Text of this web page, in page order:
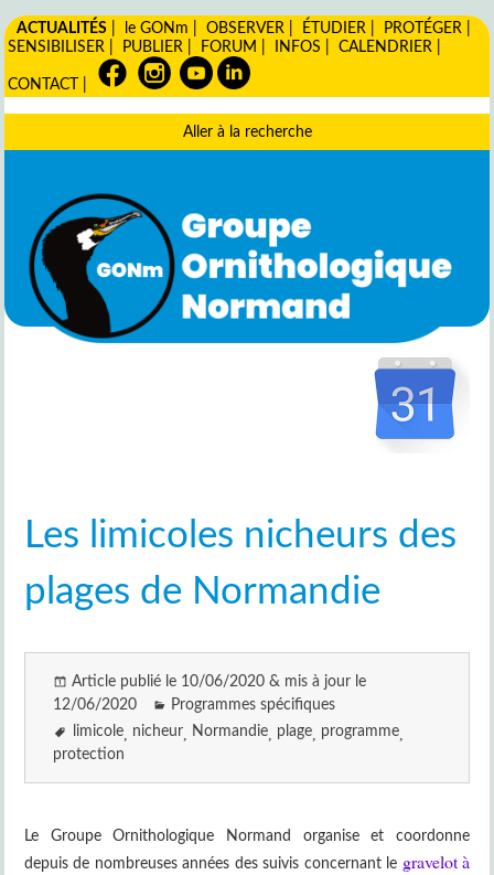
ACTUALITÉS le GONm |OBSERVER ÉTUDIER PROTÉGER
SENSIBILISER
PUBLIER FORUM INFOS |CALENDRIER
CONTACT
Aller à la recherche
Les limicoles nicheurs des
plages de Normandie
Article publié le 10/06/2020 & mis à jour le
12/06/2020
Programmes spécifiques
limicole nicheur Normandie plage programme
protection
Le Groupe Ornithologique Normand organise et coordonne
depuis de nombreuses années des suivis concernant le gravelot à